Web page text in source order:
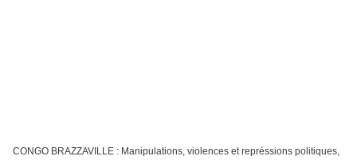
CONGO BRAZZAVILLE : Manipulations, violences et représsions politiques,